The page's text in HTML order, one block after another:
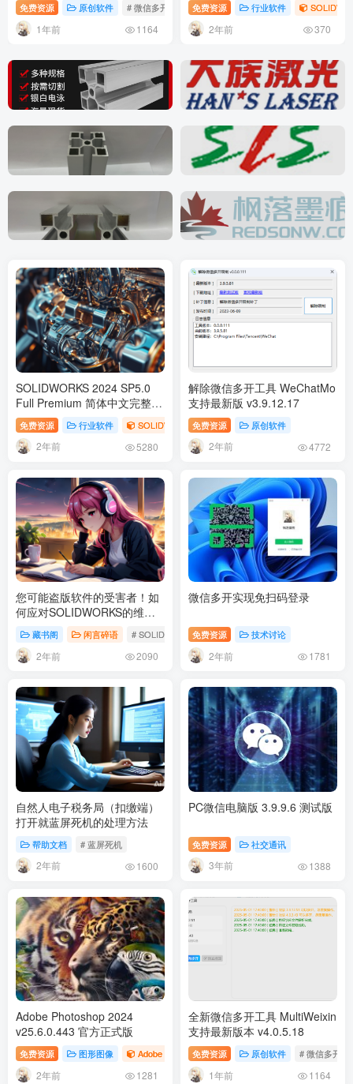
免费资源 原创软件 # 微信多开 # 微信双开 # 电脑微信多开
1年前 1164
免费资源 行业软件
2年前 370
SOLIDWORKS 2024 SP5.0
Full Premium 简体中文完整破
解版
免费资源 行业软件 SOLIDWORKS # SOLIDWORKS
2年前 5280
解除微信多开工具 WeChatMo
支持最新版 v3.9.12.17
免费资源 原创软件
2年前 4772
您可能盗版软件的受害者！如
何应对SOLIDWORKS的维权
电话？
藏书阁 闲言碎语 # SOLIDWORKS
2年前 2090
微信多开实现免扫码登录
免费资源 技术讨论
2年前 1781
自然人电子税务局（扣缴端）
打开就蓝屏死机的处理方法
帮助文档 # 蓝屏死机
2年前 1600
PC微信电脑版 3.9.9.6 测试版
免费资源 社交通讯
3年前 1388
Adobe Photoshop 2024
v25.6.0.443 官方正式版
免费资源 图形图像 Adobe Photoshop # PS # Adobe Photoshop
2年前 1281
全新微信多开工具 MultiWeixin
支持最新版本 v4.0.5.18
免费资源 原创软件 # 微信多开
1年前 1164